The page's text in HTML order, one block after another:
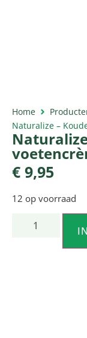
Home
Naturalize –
€ 9,95
12 op voorraad